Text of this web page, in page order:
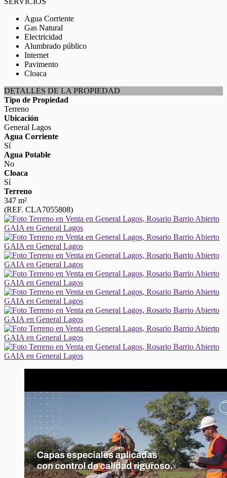
Agua Corriente
Gas Natural
Electricidad
Alumbrado público
Internet
Pavimento
Cloaca
DETALLES DE LA PROPIEDAD
Tipo de Propiedad
Terreno
Ubicación
General Lagos
Agua Corriente
Sí
Agua Potable
No
Cloaca
Sí
Terreno
347 m²
(REF. CLA7055808)